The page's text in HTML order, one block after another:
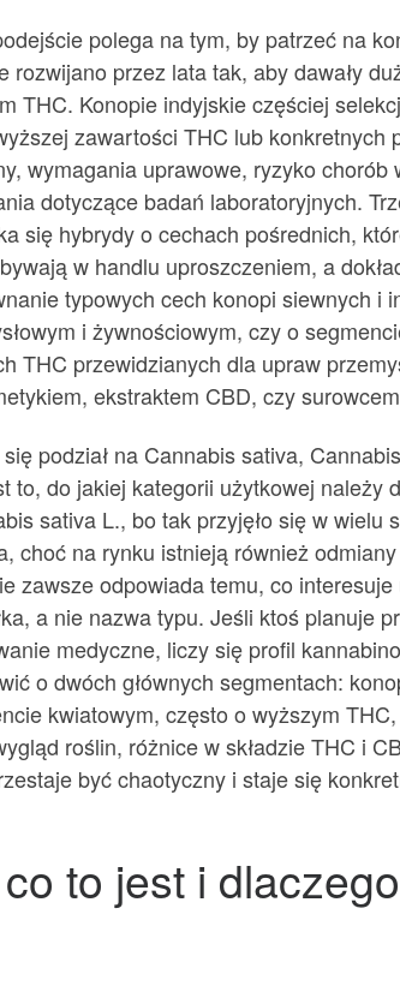
polega na tym, by patrzeć na
przez lata tak, aby dawały
THC. Konopie indyjskie częściej
zawartości THC lub
wymagania uprawowe, ryzyko
dotyczące badań laboratoryjnych.
się hybrydy o cechach pośrednich,
w handlu uproszczeniem, a
typowych cech konopi siewnych
i żywnościowym, czy o
THC przewidzianych dla upraw
ekstraktem CBD, czy
podział na Cannabis sativa,
to, do jakiej kategorii użytkowej
sativa L., bo tak przyjęło się w
choć na rynku istnieją również
zawsze odpowiada temu, co
a nie nazwa typu. Jeśli ktoś planuje
medyczne, liczy się profil
o dwóch głównych segmentach:
kwiatowym, często o wyższym
roślin, różnice w składzie THC i
być chaotyczny i staje się
to jest i